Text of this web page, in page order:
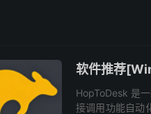
软件推荐
HopToDesk 是
接调用功能自动